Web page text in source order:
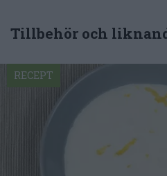
Tillbehör och
RECEPT